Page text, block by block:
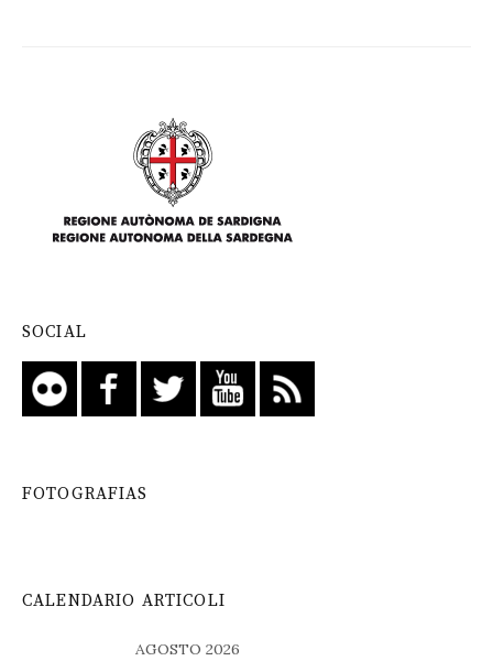
SOCIAL
FOTOGRAFIAS
CALENDARIO ARTICOLI
AGOSTO 2026